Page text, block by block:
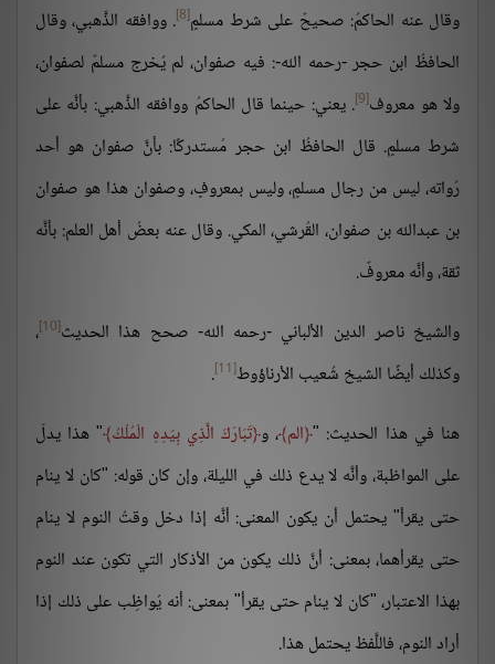
وقال عنه الحاكمُ: صحيحٌ على شرط مسلمٍ[8] . ووافقه الذَّهبي، وقال
الحافظُ ابن حجر -رحمه الله-: فيه صفوان، لم يُخرج مسلمٌ لصفوان،
ولا هو معروف[9] . يعني: حينما قال الحاكمُ ووافقه الذَّهبي: بأنَّه على
شرط مسلمٍ. قال الحافظُ ابن حجر مُستدركًا: بأنَّ صفوان هو أحد
رُواته، ليس من رجال مسلمٍ، وليس بمعروفٍ، وصفوان هذا هو صفوان
بن عبدالله بن صفوان، القُرشي، المكي. وقال عنه بعضُ أهل العلم: بأنَّه
ثقة، وأنَّه معروفٌ.
والشيخ ناصر الدين الألباني -رحمه الله- صحح هذا الحديث[10]
،
وكذلك أيضًا الشيخ شُعيب الأرناؤوط[11]
.
هنا في هذا الحديث: " الم ، و تَبَارَكَ الَّذِي بِيَدِهِ الْمُلْكُ " هذا يدلّ
على المواظبة، وأنَّه لا يدع ذلك في الليلة، وإن كان قوله: "كان لا ينام
حتى يقرأ" يحتمل أن يكون المعنى: أنَّه إذا دخل وقتُ النوم لا ينام
حتى يقرأهما، بمعنى: أنَّ ذلك يكون من الأذكار التي تكون عند النوم
بهذا الاعتبار، "كان لا ينام حتى يقرأ" بمعنى: أنه يُواظِب على ذلك إذا
أراد النوم، فاللَّفظ يحتمل هذا.